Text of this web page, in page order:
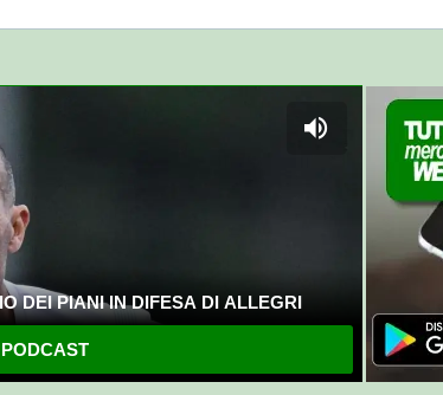
DEI PIANI IN DIFESA DI ALLEGRI